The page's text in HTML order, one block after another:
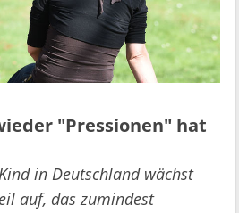
"Pressionen" hat
in Deutschland wächst
auf, das zumindest